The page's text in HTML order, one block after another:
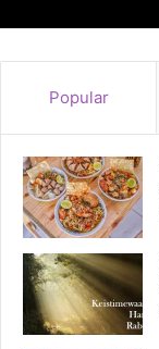
Popular